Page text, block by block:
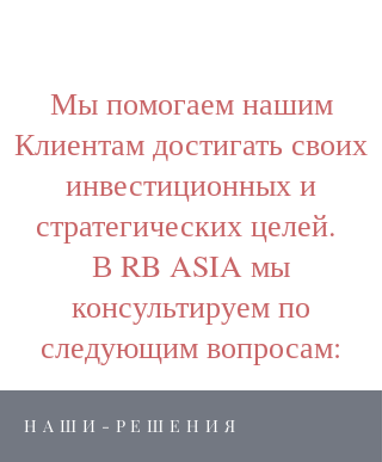
Мы помогаем нашим
Клиентам достигать своих
инвестиционных и
стратегических целей.
В RB ASIA мы
консультируем по
следующим вопросам:
НАШИ-РЕШЕНИЯ